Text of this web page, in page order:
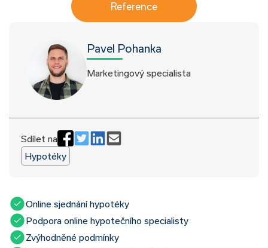
Reference
Pavel Pohanka
Marketingový specialista
Sdílet na
Hypotéky
Online sjednání hypotéky
Podpora online hypotečního specialisty
Zvýhodněné podmínky